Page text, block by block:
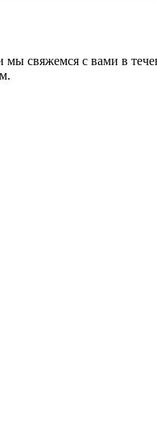
свяжемся с вами в